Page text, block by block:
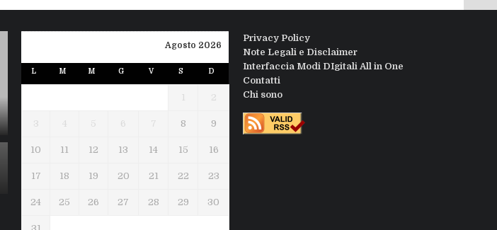
Agosto 2026
L M M G V S D
1 2
3 4 5 6 7 8 9
10 11 12 13 14 15 16
17 18 19 20 21 22 23
24 25 26 27 28 29 30
Privacy Policy
Note Legali e Disclaimer
Interfaccia Modi DIgitali All in One
Contatti
Chi sono